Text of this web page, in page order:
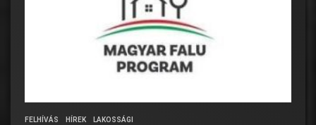
FELHÍVÁS HÍREK LAKOSSÁGI